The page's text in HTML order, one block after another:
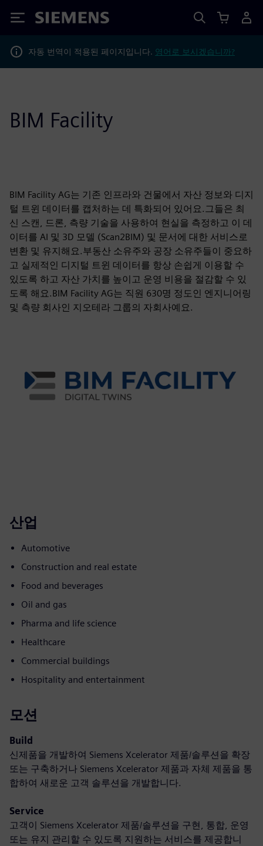
Siemens
자동 번역이 적용된 페이지입니다. 영어로 보시겠습니까?
BIM Facility
BIM Facility AG는 기존 인프라와 건물에서 자산 정보와 디지
털 트윈 데이터를 캡처하는 데 특화되어 있어요.그들은 최
신 스캔, 드론, 측량 기술을 사용하여 현실을 측정하고 이 데
이터를 AI 및 3D 모델 (Scan2BIM) 및 문서에 대한 서비스로
변환 및 유지해요.부동산 소유주와 공장 소유주들이 중요하
고 실제적인 디지털 트윈 데이터를 항상 손쉽게 이용할 수
있도록 하고 자산 가치를 높이고 운영 비용을 절감할 수 있
도록 해요.BIM Facility AG는 직원 630명 정도인 엔지니어링
및 측량 회사인 지오테라 그룹의 자회사예요.
산업
Automotive
Construction and real estate
Food and beverages
Oil and gas
Pharma and life science
Healthcare
Commercial buildings
Hospitality and entertainment
모션
Build
신제품을 개발하여 Siemens Xcelerator 제품/솔루션을 확장
또는 구축하거나 Siemens Xcelerator 제품과 자체 제품을 통
합하여 새로운 고객 솔루션을 개발합니다.
Service
고객이 Siemens Xcelerator 제품/솔루션을 구현, 통합, 운영
또는 유지 관리할 수 있도록 지원하는 서비스를 제공합니